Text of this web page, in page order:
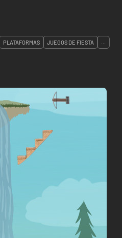
PLATAFORMAS JUEGOS DE FIESTA ...